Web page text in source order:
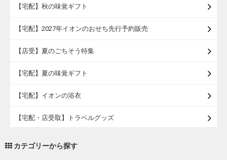
【宅配】秋の味覚ギフト
【宅配】2027年イオンのおせち先行予約販売
【店受】夏のごちそう特集
【宅配】夏の味覚ギフト
【宅配】イオンの浴衣
【宅配・店受取】トラベルグッズ
カテゴリーから探す